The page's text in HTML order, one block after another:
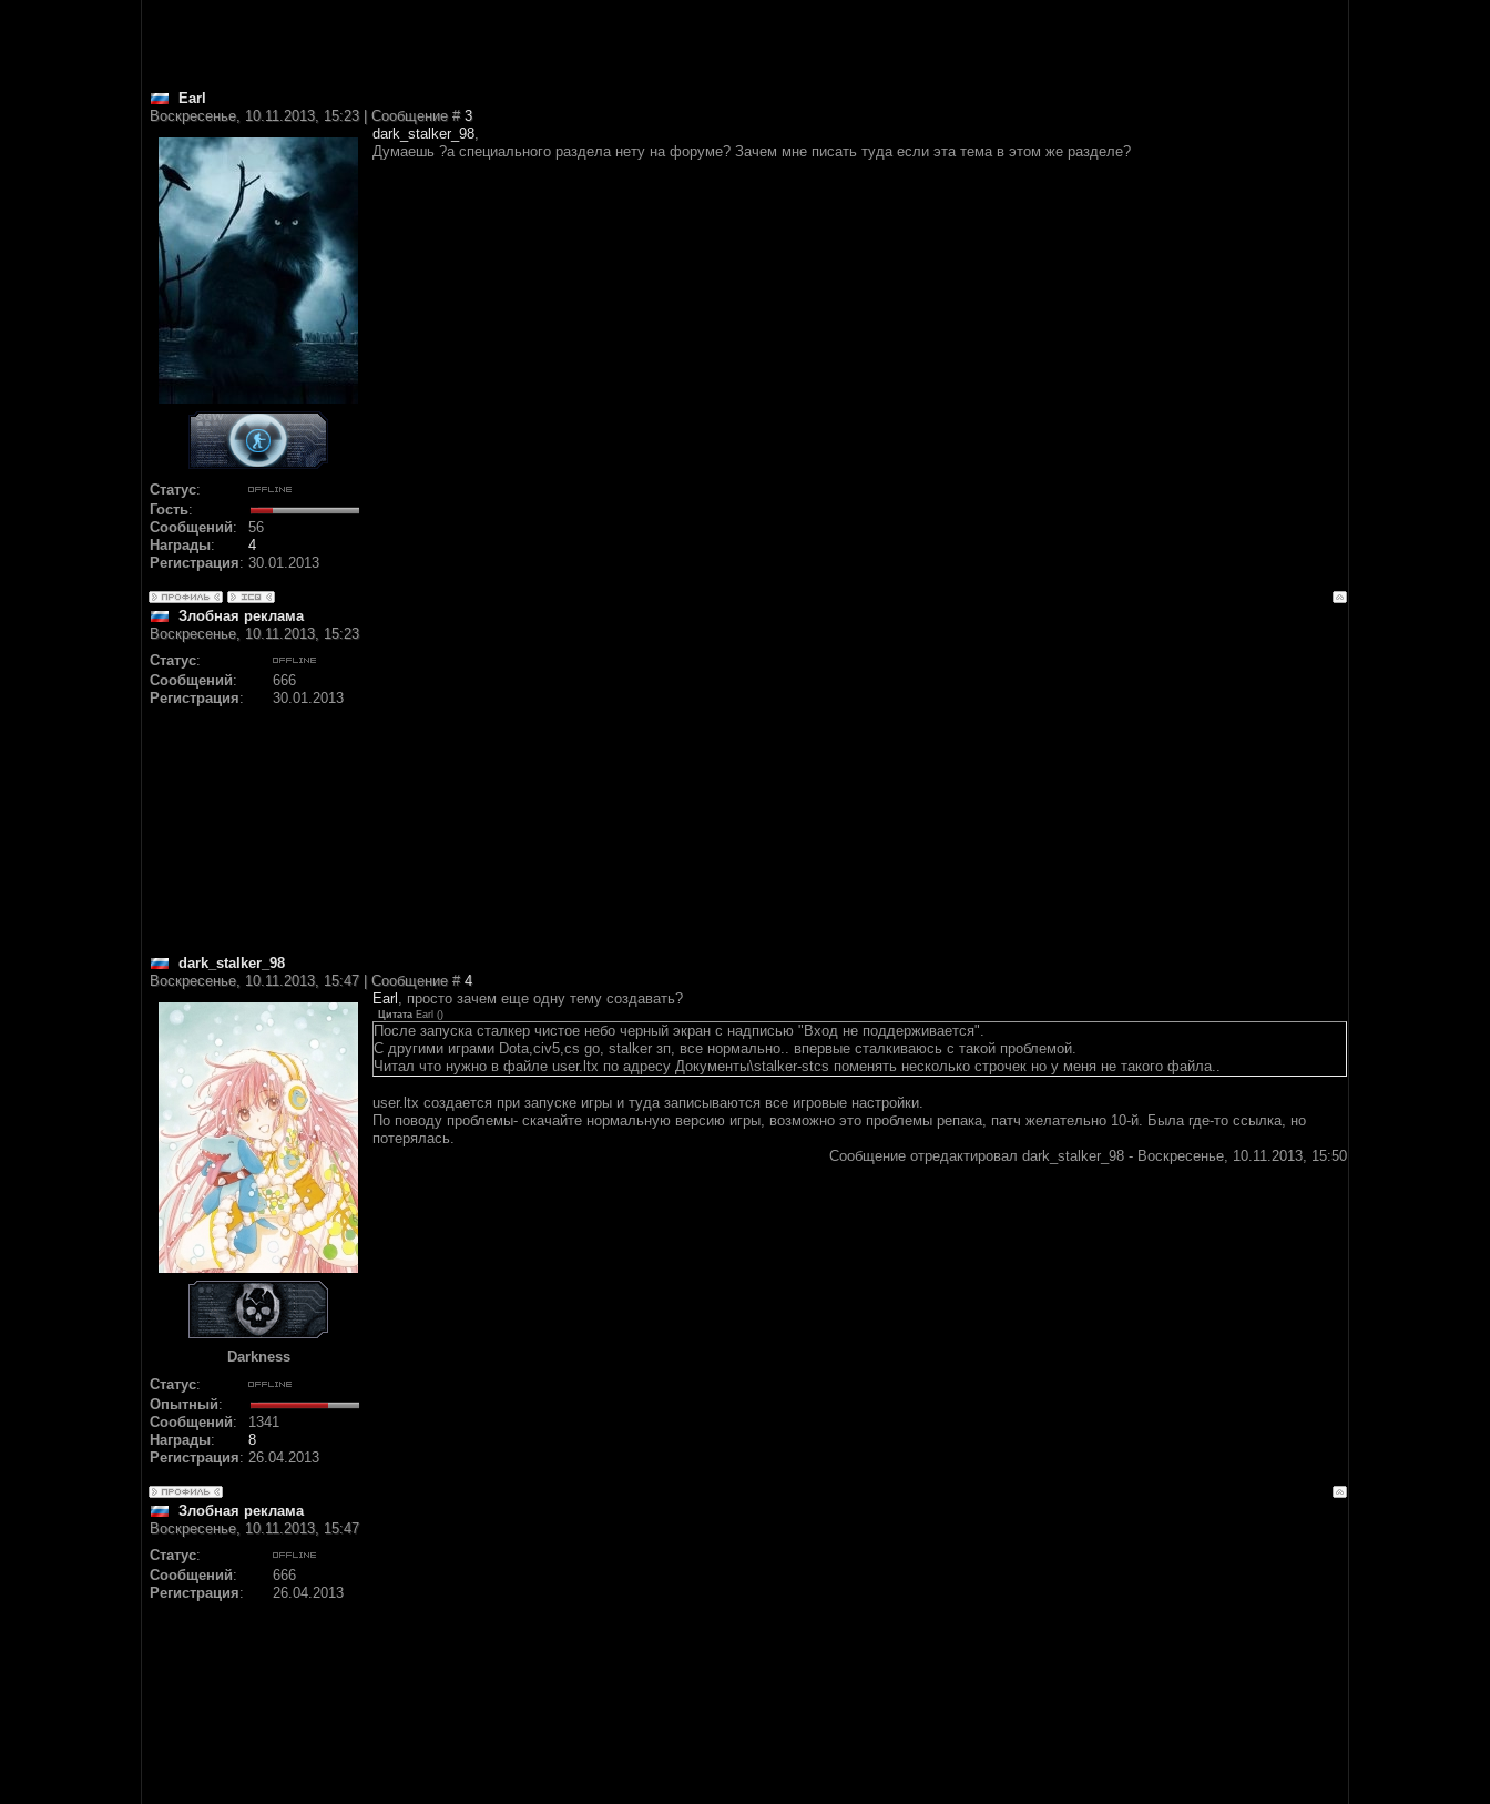
Earl
Воскресенье, 10.11.2013, 15:23 | Сообщение # 3
Статус:
Гость:
Сообщений:
56
Награды:
4
Регистрация: 30.01.2013
dark_stalker_98,
Думаешь ?а специального раздела нету на форуме? Зачем мне писать туда если эта тема в этом же разделе?
Злобная реклама
Воскресенье, 10.11.2013, 15:23
Статус:
Сообщений:
666
Регистрация: 30.01.2013
dark_stalker_98
Воскресенье, 10.11.2013, 15:47 | Сообщение # 4
Darkness
Статус:
Опытный:
Сообщений:
1341
Награды:
8
Регистрация: 26.04.2013
Earl , просто зачем еще одну тему создавать?
Цитата Earl ()
После запуска сталкер чистое небо черный экран с надписью "Вход не поддерживается".
С другими играми Dota,civ5,cs go, stalker зп, все нормально.. впервые сталкиваюсь с такой проблемой.
Читал что нужно в файле user.ltx по адресу Документы\stalker-stcs поменять несколько строчек но у меня не такого файла..
user.ltx создается при запуске игры и туда записываются все игровые настройки.
По поводу проблемы- скачайте нормальную версию игры, возможно это проблемы репака, патч желательно 10-й. Была где-то ссылка, но
потерялась.
Сообщение отредактировал dark_stalker_98 - Воскресенье, 10.11.2013, 15:50
Злобная реклама
Воскресенье, 10.11.2013, 15:47
Статус:
Сообщений:
666
Регистрация: 26.04.2013